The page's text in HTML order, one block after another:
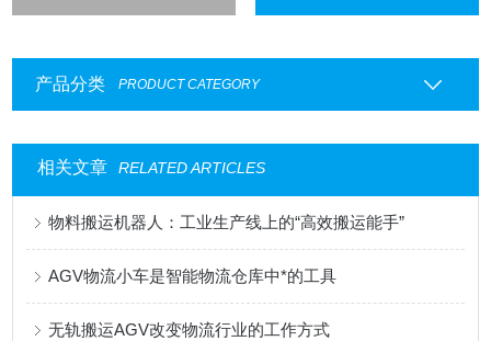
产品分类 PRODUCT CATEGORY
相关文章 RELATED ARTICLES
物料搬运机器人：工业生产线上的“高效搬运能手”
AGV物流小车是智能物流仓库中*的工具
无轨搬运AGV改变物流行业的工作方式